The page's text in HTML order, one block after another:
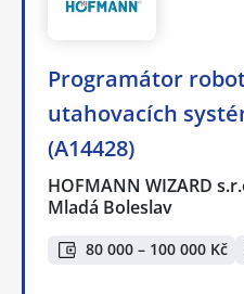
Programátor
utahovacích
(A14428)
HOFMANN WIZARD
Mladá Boleslav
80 000 – 100 000 Kč